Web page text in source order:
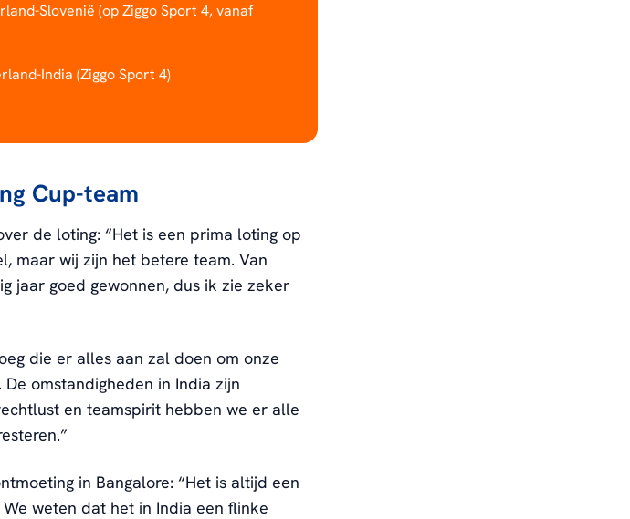
Slovenië (op Ziggo Sport 4, vanaf
India (Ziggo Sport 4)
Cup-team
de loting: “Het is een prima loting op
maar wij zijn het betere team. Van
jaar goed gewonnen, dus ik zie zeker
die er alles aan zal doen om onze
omstandigheden in India zijn
en teamspirit hebben we er alle
in Bangalore: “Het is altijd een
weten dat het in India een flinke